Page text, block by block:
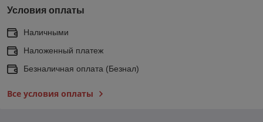
Условия оплаты
Наличными
Наложенный платеж
Безналичная оплата (Безнал)
Все условия оплаты